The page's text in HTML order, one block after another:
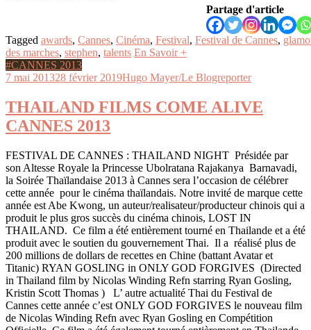
Partage d'article
Tagged awards, Cannes, Cinéma, Festival, Festival de Cannes,
des marches, stephen, talents En Savoir +
#CANNES 2013
7 mai 201328 février 2019Hugo Mayer/Le Blogreporter
THAILAND FILMS COME ALIVE
CANNES 2013
FESTIVAL DE CANNES : THAILAND NIGHT Présidée par
son Altesse Royale la Princesse Ubolratana Rajakanya Barnavadi,
la Soirée Thaïlandaise 2013 à Cannes sera l’occasion de célébrer
cette année pour le cinéma thaïlandais. Notre invité de marque cette
année est Abe Kwong, un auteur/realisateur/producteur chinois qui a
produit le plus gros succès du cinéma chinois, LOST IN
THAILAND. Ce film a été entièrement tourné en Thailande et a été
produit avec le soutien du gouvernement Thai. Il a réalisé plus de
200 millions de dollars de recettes en Chine (battant Avatar et
Titanic) RYAN GOSLING in ONLY GOD FORGIVES (Directed
in Thailand film by Nicolas Winding Refn starring Ryan Gosling,
Kristin Scott Thomas ) L’ autre actualité Thai du Festival de
Cannes cette année c’est ONLY GOD FORGIVES le nouveau film
de Nicolas Winding Refn avec Ryan Gosling en Compétition